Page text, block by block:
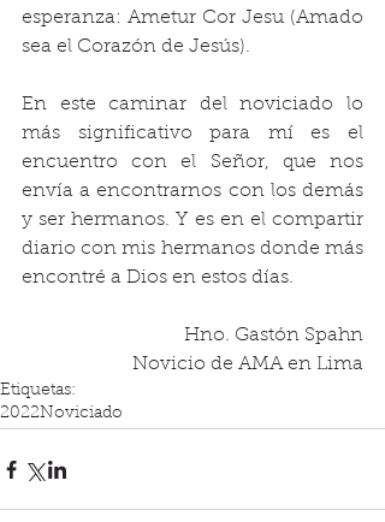
esperanza: Ametur Cor Jesu (Amado
sea el Corazón de Jesús).
En este caminar del noviciado lo
más significativo para mí es el
encuentro con el Señor, que nos
envía a encontrarnos con los demás
y ser hermanos. Y es en el compartir
diario con mis hermanos donde más
encontré a Dios en estos días.
Hno. Gastón Spahn
Novicio de AMA en Lima
Etiquetas:
2022Noviciado